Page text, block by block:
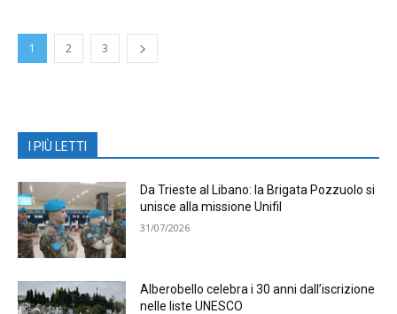
1 2 3
I PIÙ LETTI
Da Trieste al Libano: la Brigata Pozzuolo si
unisce alla missione Unifil
31/07/2026
Alberobello celebra i 30 anni dall’iscrizione
nelle liste UNESCO